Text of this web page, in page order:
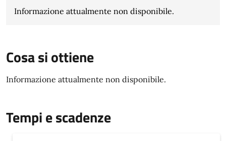
Informazione attualmente non disponibile.
Cosa si ottiene
Informazione attualmente non disponibile.
Tempi e scadenze